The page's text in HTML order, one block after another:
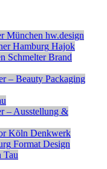
München hw.design
Hamburg Hajok
Schmelter Brand
– Beauty Packaging
– Ausstellung &
Köln Denkwerk
Format Design
Tau